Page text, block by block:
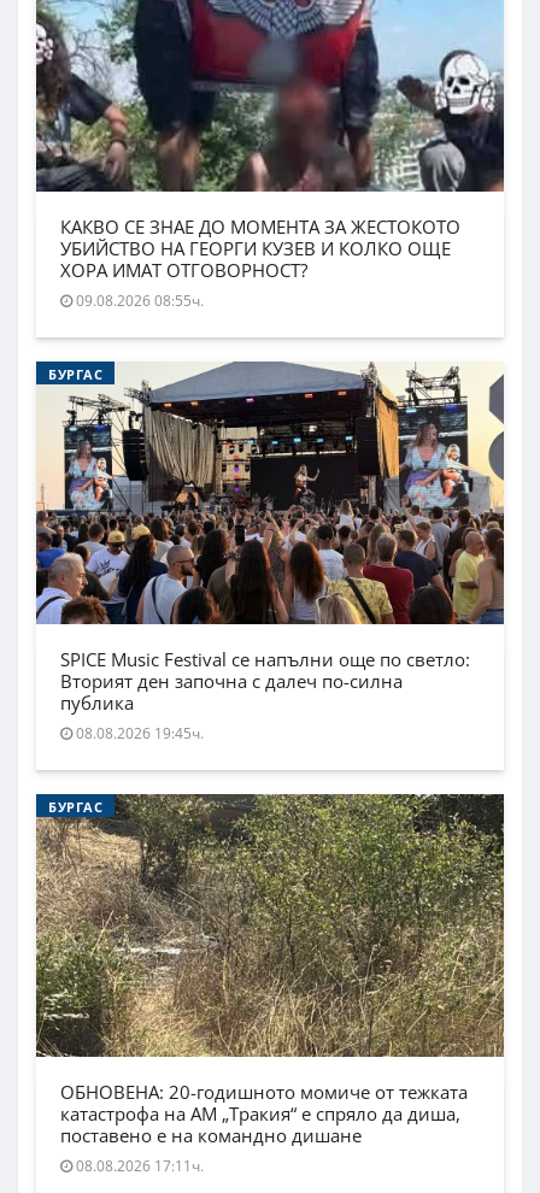
КАКВО СЕ ЗНАЕ ДО МОМЕНТА ЗА ЖЕСТОКОТО
УБИЙСТВО НА ГЕОРГИ КУЗЕВ И КОЛКО ОЩЕ
ХОРА ИМАТ ОТГОВОРНОСТ?
09.08.2026 08:55ч.
БУРГАС
SPICE Music Festival се напълни още по светло:
Вторият ден започна с далеч по-силна
публика
08.08.2026 19:45ч.
БУРГАС
ОБНОВЕНА: 20-годишното момиче от тежката
катастрофа на АМ „Тракия“ е спряло да диша,
поставено е на командно дишане
08.08.2026 17:11ч.